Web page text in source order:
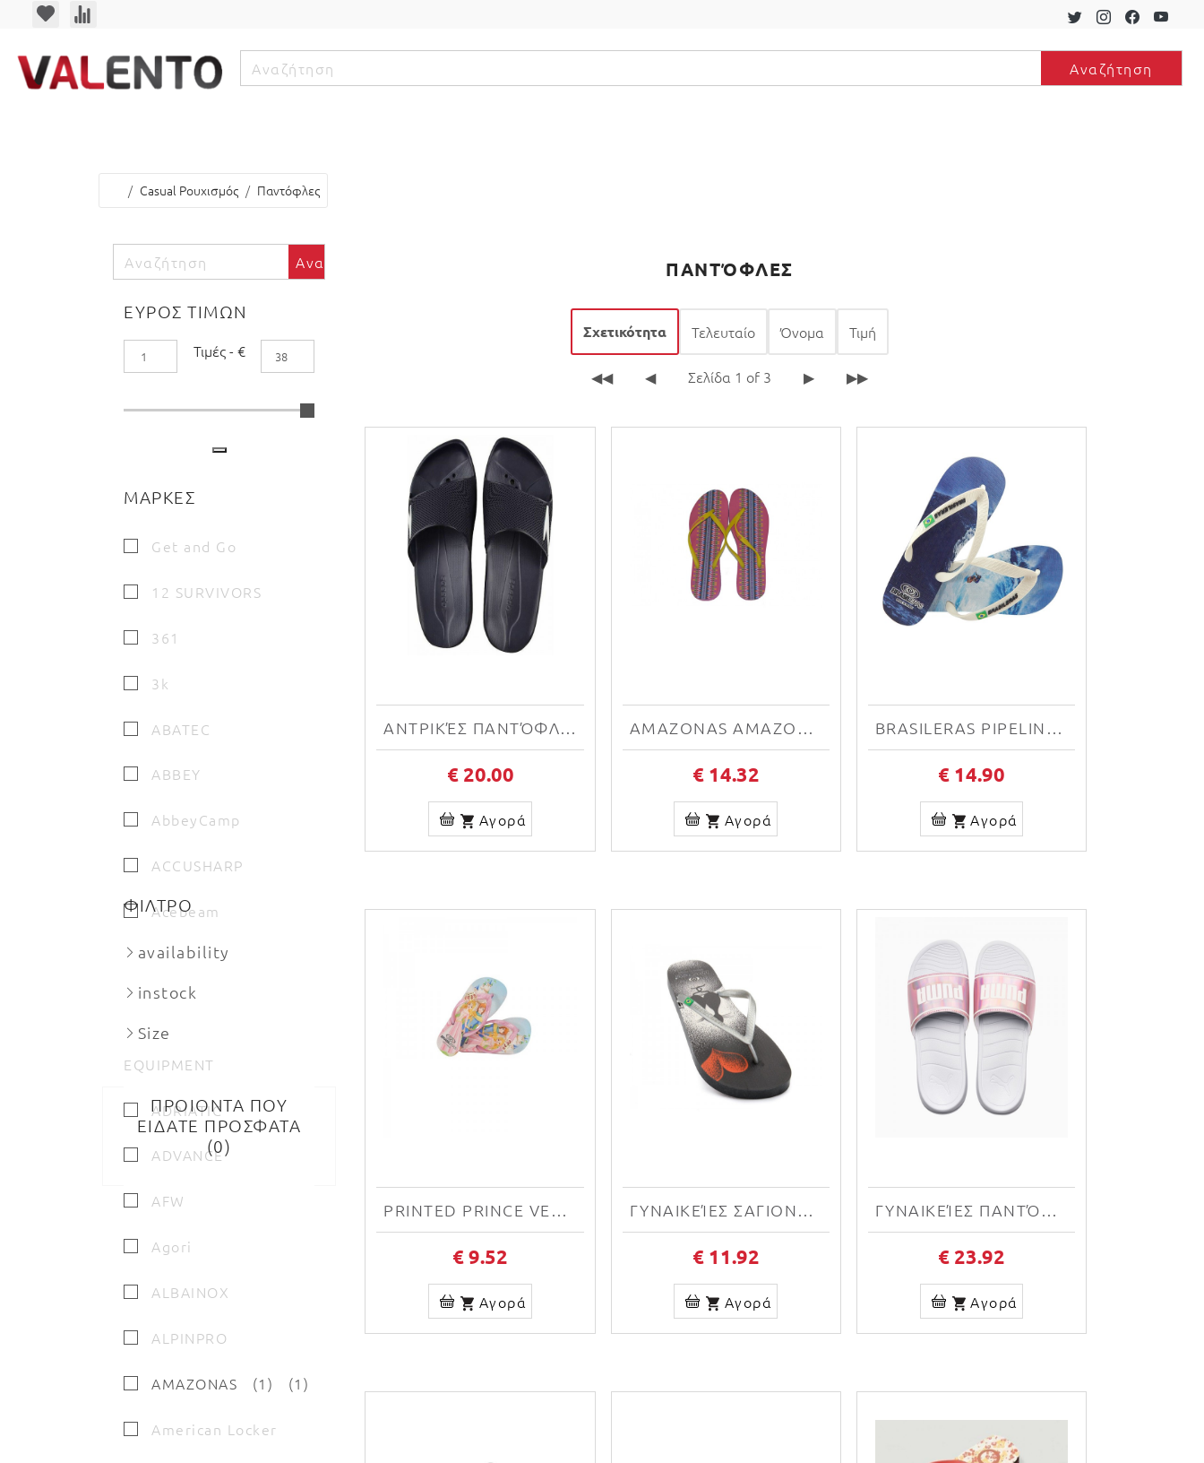
Αναζήτηση
Casual Ρουχισμός Παντόφλες
Αναζήτηση
ΕΥΡΟΣ ΤΙΜΩΝ
Τιμές - €
ΜΑΡΚΕΣ
Get and Go
12 SURVIVORS
361
3k
ABATEC
ABBEY
AbbeyCamp
ACCUSHARP
Acebeam
Adidas 3
adidas training
EQUIPMENT
ADRIATIC
ADVANCE
AFW
Agori
ALBAINOX
ALPINPRO
AMAZONAS 1 1
American Locker
ΦΙΛΤΡΟ
availability
instock
Size
ΠΡΟΙΟΝΤΑ ΠΟΥ
ΕΙΔΑΤΕ ΠΡΟΣΦΑΤΑ
0
ΠΑΝΤΌΦΛΕΣ
Σχετικότητα Τελευταίο Όνομα Τιμή
◀◀ ◀ Σελίδα 1 of 3 ▶ ▶▶
ΑΝΤΡΙΚΈΣ ΠΑΝΤΌΦΛΕΣ SPEEDO ATAMI II MAX AM 8-09060-3503
€ 20.00
Αγορά
AMAZONAS AMAZONAS AM669563
€ 14.32
Αγορά
BRASILERAS PIPELINE WHITE UBPPNE11
€ 14.90
Αγορά
€ 9.52
Αγορά
€ 11.92
Αγορά
€ 23.92
Αγορά